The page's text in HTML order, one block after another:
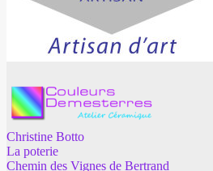
Christine Botto
La poterie
Chemin des Vignes de Bertrand